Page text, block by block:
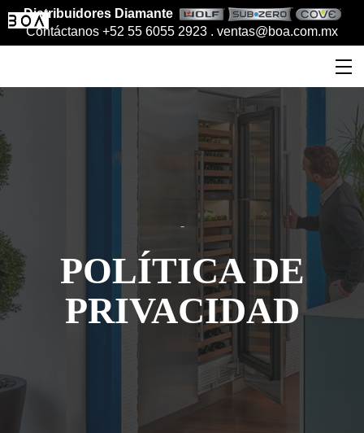
Distribuidores Diamante
Contáctanos +52 55 6055 2923 . ventas@boa.com.mx
-
POLÍTICA DE
PRIVACIDAD